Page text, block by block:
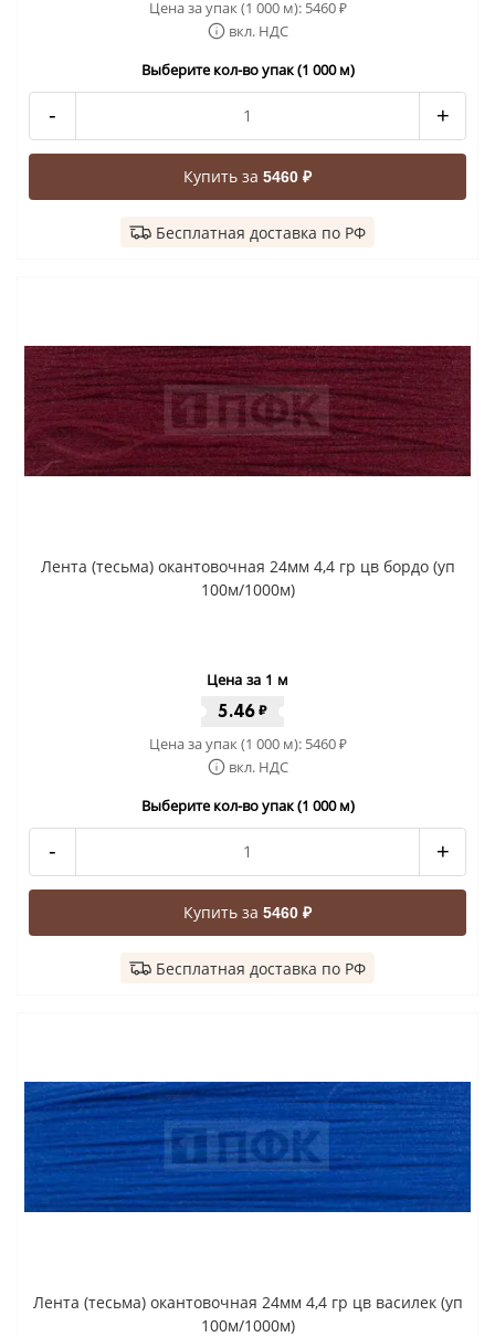
Цена за упак (1 000 м): 5460₽
вкл. НДС
Выберите кол-во упак (1 000 м)
- +
Купить за 5460 ₽
Бесплатная доставка по РФ
Лента (тесьма) окантовочная 24мм 4,4 гр цв бордо (уп
100м/1000м)
Цена за 1 м
5.46 ₽
Цена за упак (1 000 м): 5460₽
вкл. НДС
Выберите кол-во упак (1 000 м)
- +
Купить за 5460 ₽
Бесплатная доставка по РФ
Лента (тесьма) окантовочная 24мм 4,4 гр цв василек (уп
100м/1000м)